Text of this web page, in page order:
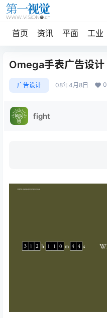
首页 资讯 平面 工业
Omega手表广告设计
广告设计 08年4月8日 0
fight